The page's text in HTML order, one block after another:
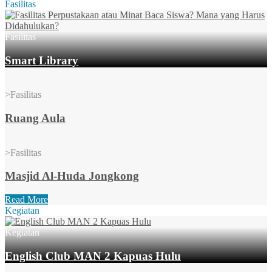
Fasilitas
Fasilitas
Smart Library
>Fasilitas
Ruang Aula
>Fasilitas
Masjid Al-Huda Jongkong
Read More
Kegiatan
Kegiatan
English Club MAN 2 Kapuas Hulu